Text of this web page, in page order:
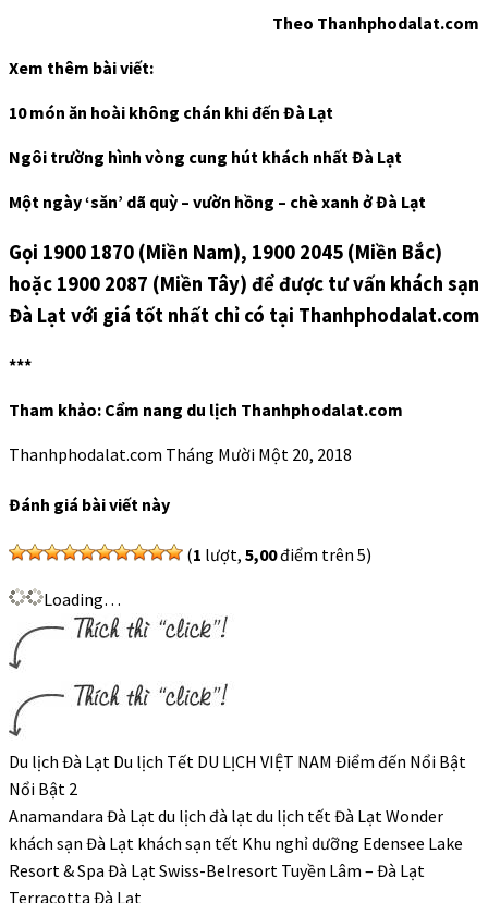
Theo Thanhphodalat.com
Xem thêm bài viết:
10 món ăn hoài không chán khi đến Đà Lạt
Ngôi trường hình vòng cung hút khách nhất Đà Lạt
Một ngày ‘săn’ dã quỳ – vườn hồng – chè xanh ở Đà Lạt
Gọi 1900 1870 (Miền Nam), 1900 2045 (Miền Bắc)
hoặc 1900 2087 (Miền Tây) để được tư vấn khách sạn
Đà Lạt với giá tốt nhất chỉ có tại Thanhphodalat.com
***
Tham khảo: Cẩm nang du lịch Thanhphodalat.com
Thanhphodalat.com Tháng Mười Một 20, 2018
Đánh giá bài viết này
(1 lượt, 5,00điểm trên 5)
Loading…
Du lịch Đà Lạt Du lịch Tết DU LỊCH VIỆT NAM Điểm đến Nổi Bật
Nổi Bật 2
Anamandara Đà Lạt du lịch đà lạt du lịch tết Đà Lạt Wonder
khách sạn Đà Lạt khách sạn tết Khu nghỉ dưỡng Edensee Lake
Resort & Spa Đà Lạt Swiss-Belresort Tuyền Lâm – Đà Lạt
Terracotta Đà Lạt